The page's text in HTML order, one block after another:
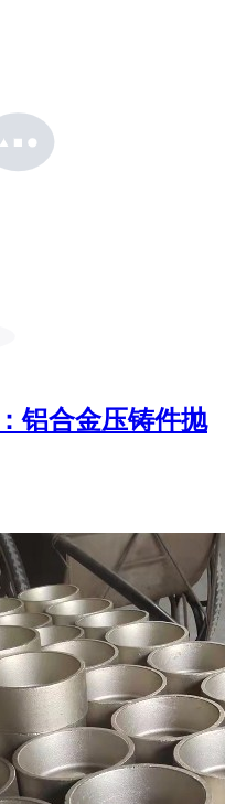
铝合金压铸件抛